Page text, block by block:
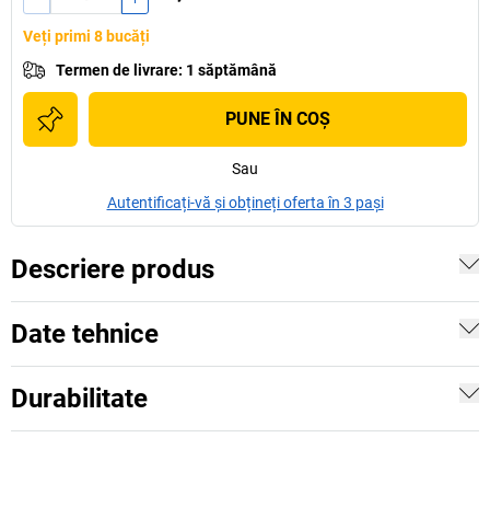
Veți primi 8 bucăți
Termen de livrare: 1 săptămână
PUNE ÎN COŞ
Sau
Autentificați-vă și obțineți oferta în 3 pași
Descriere produs
Date tehnice
Durabilitate